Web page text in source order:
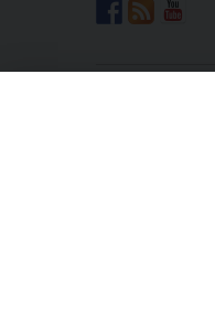
Incontri,